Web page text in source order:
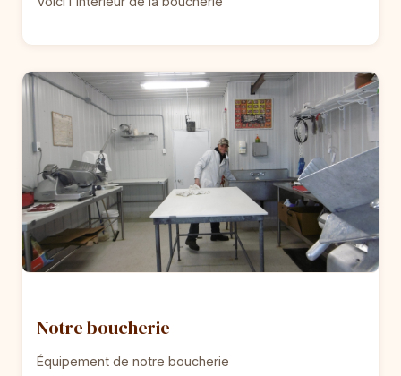
Notre boucherie
Équipement de notre boucherie